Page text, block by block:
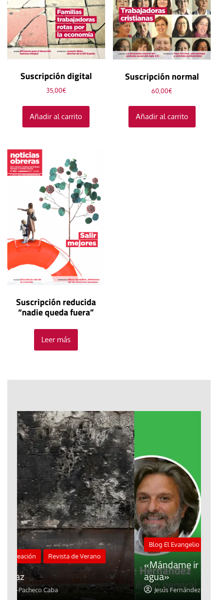
Suscripción digital
35,00€
Añadir al carrito
Suscripción normal
60,00€
Añadir al carrito
Suscripción reducida
“nadie queda fuera”
Leer más
Blog El Evangelio del trabajo
«Mándame ir hacia ti andando sobre el
agua»
Jesús Fernández-Pacheco Caba